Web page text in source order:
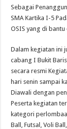
Sebagai
SMA Kartika I-5
OSIS yang di
Dalam kegiatan ini
cabang I Bukit
secara resmi
hari senin sampai
Diawali dengan
Peserta kegiatan
kategori
Ball, Futsal, Voli